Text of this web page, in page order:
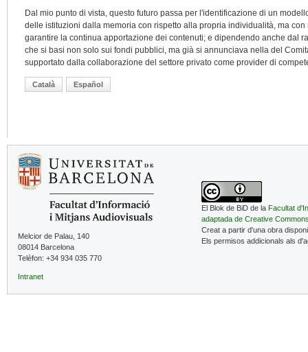
Dal mio punto di vista, questo futuro passa per l'identificazione di un
delle istituzioni dalla memoria con rispetto alla propria individualità, ma
garantire la continua apportazione dei contenuti; e dipendendo anche dal
che si basi non solo sui fondi pubblici, ma già si annunciava nella del
supportato dalla collaborazione del settore privato come provider di
Català Español
Melcior de Palau, 140
08014 Barcelona
Telèfon: +34 934 035 770
Intranet
El Blok de BiD de la Facultat
adaptada de Creative
Creat a partir d'una obra
Els permisos addicionals als